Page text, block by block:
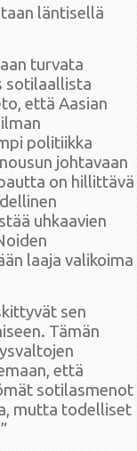
läntisellä
turvata
sotilaallista
että Aasian
politiikka
johtavaan
on hillittävä
uhkaavien
laaja valikoima
sen
Tämän
että
sotilasmenot
mutta todelliset